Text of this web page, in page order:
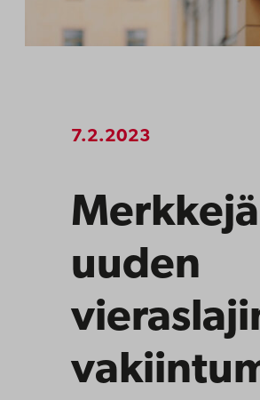
7.2.2023
Merkkejä
uuden